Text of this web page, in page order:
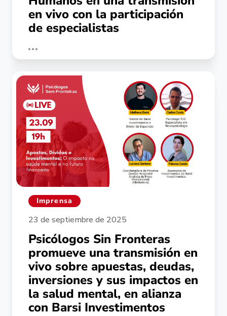
en vivo con la participación
de especialistas
Imprensa
23 de septiembre de 2025
Psicólogos Sin Fronteras
promueve una transmisión en
vivo sobre apuestas, deudas,
inversiones y sus impactos en
la salud mental, en alianza
con Barsi Investimentos